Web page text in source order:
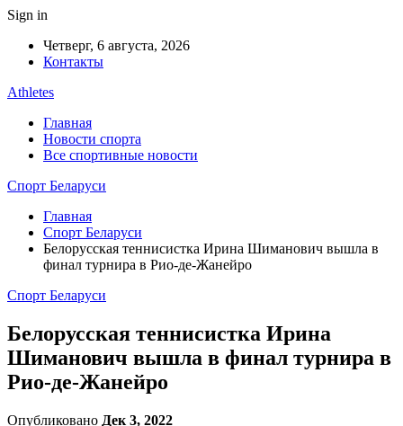
Sign in
Четверг, 6 августа, 2026
Контакты
Athletes
Главная
Новости спорта
Все спортивные новости
Спорт Беларуси
Главная
Спорт Беларуси
Белорусская теннисистка Ирина Шиманович вышла в
финал турнира в Рио-де-Жанейро
Спорт Беларуси
Белорусская теннисистка Ирина
Шиманович вышла в финал турнира в
Рио-де-Жанейро
Опубликовано Дек 3, 2022